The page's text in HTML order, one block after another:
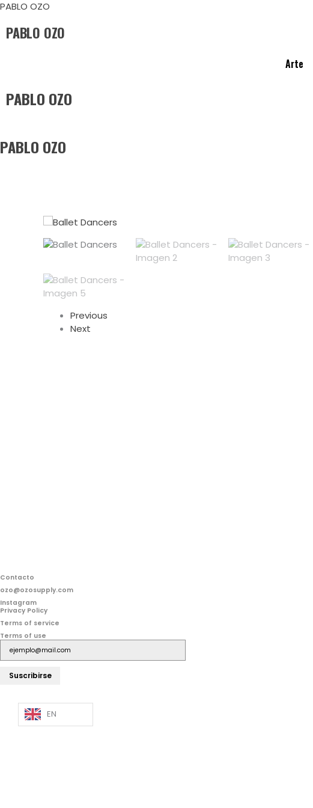
Ir
contenido
PABLO OZO
PABLO OZO
Arte
PABLO OZO
PABLO OZO
Previous
Next
Contacto
ozo@ozosupply.com
Instagram
Privacy Policy
Terms of service
Terms of use
Suscribirse
EN